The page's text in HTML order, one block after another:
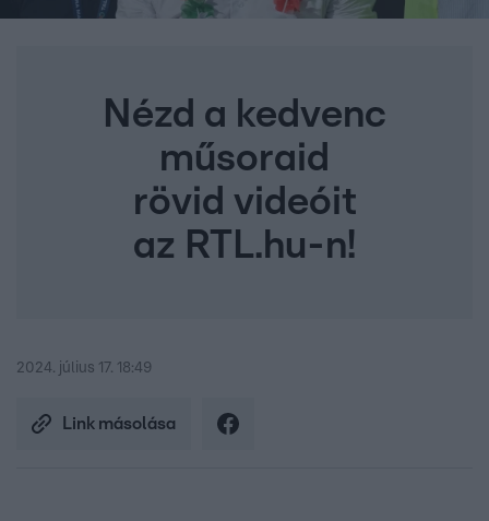
Nézd a kedvenc
műsoraid
rövid videóit
az RTL.hu-n!
2024. július 17. 18:49
Link másolása